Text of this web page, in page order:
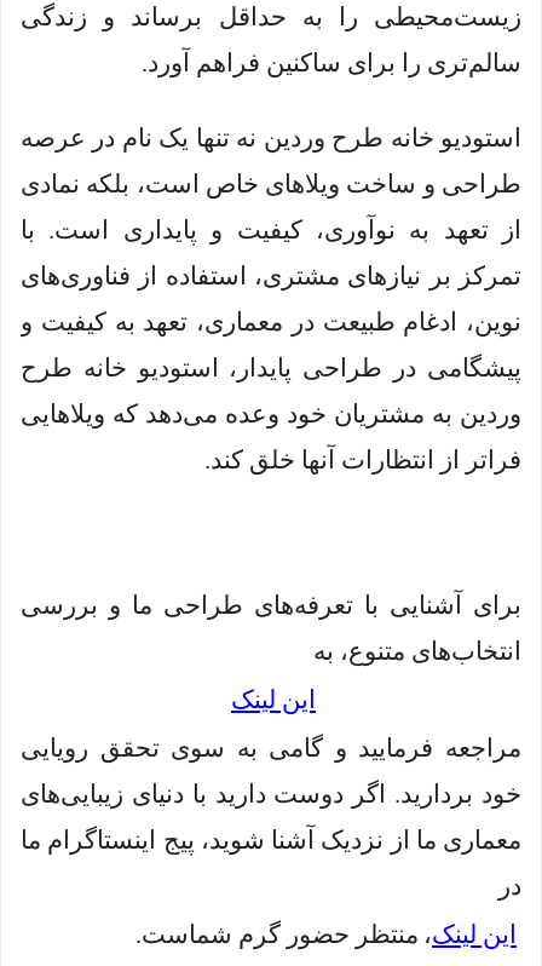
زیست‌محیطی را به حداقل برساند و زندگی
سالم‌تری را برای ساکنین فراهم آورد.
استودیو خانه طرح وردین نه تنها یک نام در عرصه
طراحی و ساخت ویلاهای خاص است، بلکه نمادی
از تعهد به نوآوری، کیفیت و پایداری است. با
تمرکز بر نیازهای مشتری، استفاده از فناوری‌های
نوین، ادغام طبیعت در معماری، تعهد به کیفیت و
پیشگامی در طراحی پایدار، استودیو خانه طرح
وردین به مشتریان خود وعده می‌دهد که ویلاهایی
فراتر از انتظارات آنها خلق کند.
برای آشنایی با تعرفه‌های طراحی ما و بررسی
انتخاب‌های متنوع، به
این لینک
مراجعه فرمایید و گامی به سوی تحقق رویایی
خود بردارید. اگر دوست دارید با دنیای زیبایی‌های
معماری ما از نزدیک آشنا شوید، پیج اینستاگرام ما
در
این لینک، منتظر حضور گرم شماست.